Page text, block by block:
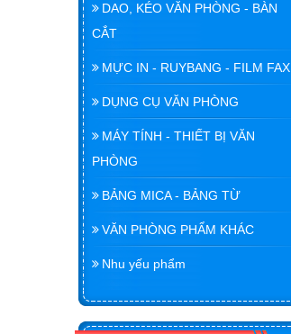
DAO, KÉO VĂN PHÒNG - BÀN
CẮT
MỰC IN - RUYBANG - FILM FAX
DỤNG CỤ VĂN PHÒNG
MÁY TÍNH - THIẾT BỊ VĂN
PHÒNG
BẢNG MICA - BẢNG TỪ
VĂN PHÒNG PHẨM KHÁC
Nhu yếu phẩm